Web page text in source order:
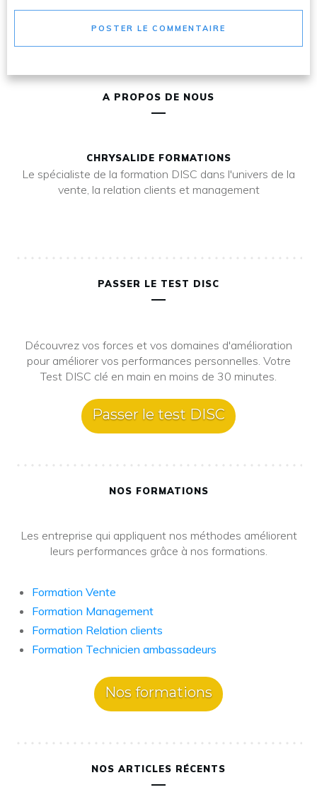
POSTER LE COMMENTAIRE
A PROPOS DE NOUS
CHRYSALIDE FORMATIONS
Le spécialiste de la formation DISC dans l'univers de la
vente, la relation clients et management
PASSER LE TEST DISC
Découvrez vos forces et vos domaines d'amélioration
pour améliorer vos performances personnelles. Votre
Test DISC clé en main en moins de 30 minutes.
Passer le test DISC
NOS FORMATIONS
Les entreprise qui appliquent nos méthodes améliorent
leurs performances grâce à nos formations.
Formation Vente
Formation Management
Formation Relation clients
Formation Technicien ambassadeurs
Nos formations
NOS ARTICLES RÉCENTS